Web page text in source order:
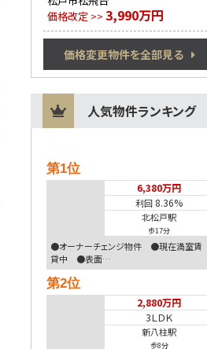
価格改定 >> 3,990万円
価格変更物件を全部見る
人気物件ランキング
第1位
6,380万円
利回 8.36%
北松戸駅
歩17分
●オーナーチェンジ物件 ●現在満室賃
貸中 ●表面…
第2位
2,880万円
3ＬＤＫ
新八柱駅
歩8分